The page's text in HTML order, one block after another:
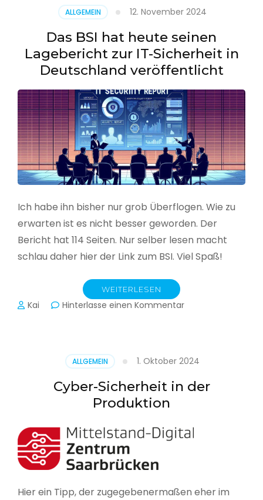
aus
CSV
erstellen
ALLGEMEIN 12. November 2024
Das BSI hat heute seinen
Lagebericht zur IT-Sicherheit in
Deutschland veröffentlicht
Ich habe ihn bisher nur grob Überflogen. Wie zu
erwarten ist es nicht besser geworden. Der
Bericht hat 114 Seiten. Nur selber lesen macht
schlau daher hier der Link zum BSI. Viel Spaß!
WEITERLESEN
Kai Hinterlasse einen Kommentarzu
seinen
Lagebericht
zur
in
Deutschland
ALLGEMEIN 1. Oktober 2024
Cyber-Sicherheit in der
Produktion
Hier ein Tipp, der zugegebenermaßen eher im